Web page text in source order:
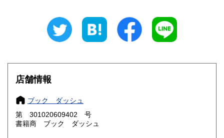
静岡県
600円 三重県
滋賀県 600円 京都府 600円
大阪府
奈良県
鳥取県 600円
店舗情報
ブック ダッシュ
第 301020609402 号
書籍商 ブック ダッシュ